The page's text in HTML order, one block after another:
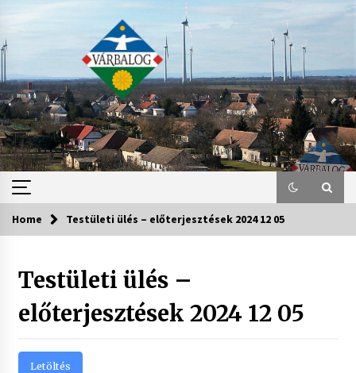
content
Home Testületi ülés – előterjesztések 2024 12 05
Testületi ülés –
előterjesztések 2024 12 05
Letöltés